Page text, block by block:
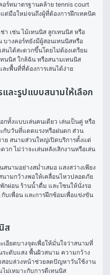
อร์ทมาตรฐานคล้าย tennis court
ต่มือใหม่จนถึงผู้ที่ต้องการฝึกเทคนิค
เช่น ไม้เทนนิส ลูกเทนนิส หรือ
บางคอร์ทยังมีผู้สอนเทนนิสหรือ
นได้สะดวกขึ้นโดยไม่ต้องเตรียม
นนิส ใกล้ฉัน หรือสนามเทนนิส
ละพื้นที่ที่ต้องการเล่นได้ง่าย
ละรูปแบบสนามให้เลือก
ทั้งแบบเล่นคนเดียว เล่นเป็นคู่ หรือ
กับวันที่แดดแรงหรือฝนตก ส่วน
ย สนามส่วนใหญ่เปิดบริการตั้งแต่
วก ไม่ว่าจะเล่นหลังเลิกงานหรือเล่น
นามอย่างสม่ำเสมอ แสงสว่างเพียง
ามกว้างพอให้เคลื่อนไหวปลอดภัย
กผ่อน ร้านน้ำดื่ม และโซนให้นั่งรอ
บเพื่อน และการฝึกซ้อมเพื่อแข่งขัน
ส
เอียดบางจุดเพื่อให้มั่นใจว่าสนามที่
ระดับแสง พื้นผิวสนาม ความกว้าง
สอบล่วงหน้าช่วยลดปัญหาวันใช้งาน
ม่เหมาะกับการตีเทนนิส